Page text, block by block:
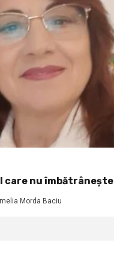
care nu îmbătrânește
Morda Baciu